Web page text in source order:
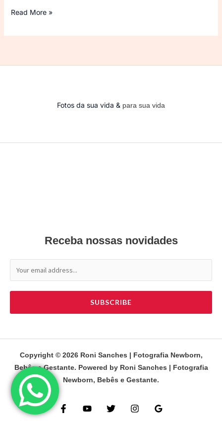
Read More »
Fotos da sua vida & para sua vida
Receba nossas novidades
SUBSCRIBE
Copyright © 2026 Roni Sanches | Fotografia Newborn,
Bebês e Gestante. Powered by Roni Sanches | Fotografia
Newborn, Bebês e Gestante.